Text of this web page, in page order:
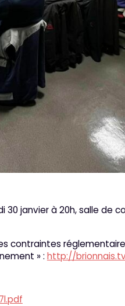
janvier à 20h, salle de
contraintes
» : http://